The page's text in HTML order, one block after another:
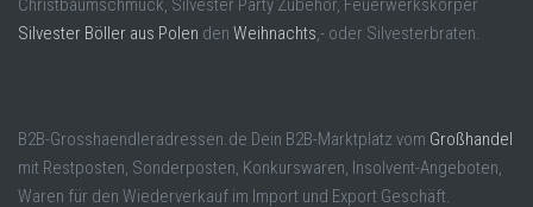
Christbaumschmuck, Silvester Party Zubehör, Feuerwerkskörper
Silvester Böller aus Polen den Weihnachts,- oder Silvesterbraten.
B2B-Grosshaendleradressen.de Dein B2B-Marktplatz vom Großhandel
mit Restposten, Sonderposten, Konkurswaren, Insolvent-Angeboten,
Waren für den Wiederverkauf im Import und Export Geschäft.